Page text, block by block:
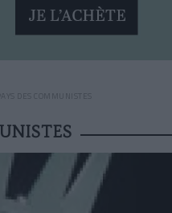
DES COMMUNISTES